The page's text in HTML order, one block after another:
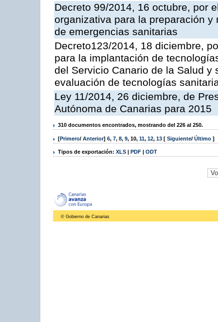
Decreto 99/2014, 16 octubre, por
organizativa para la preparación
de emergencias sanitarias
Decreto123/2014, 18 diciembre,
para la implantación de
del Servicio Canario de la Salud
evaluación de tecnologías
Ley 11/2014, 26 diciembre, de
Autónoma de Canarias para 2015
310 documentos encontrados, mostrando del 226 al 250.
[Primero/ Anterior] 6, 7, 8, 9, 10, 11, 12, 13 [ Siguiente/ Último ]
Tipos de exportación: XLS | PDF | ODT
© Gobierno de Canarias